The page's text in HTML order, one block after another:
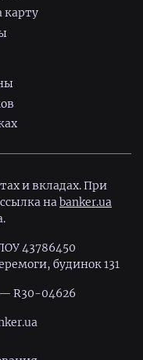
карту
и вкладах. При
наbanker.ua
43786450
будинок 131
R30-04626